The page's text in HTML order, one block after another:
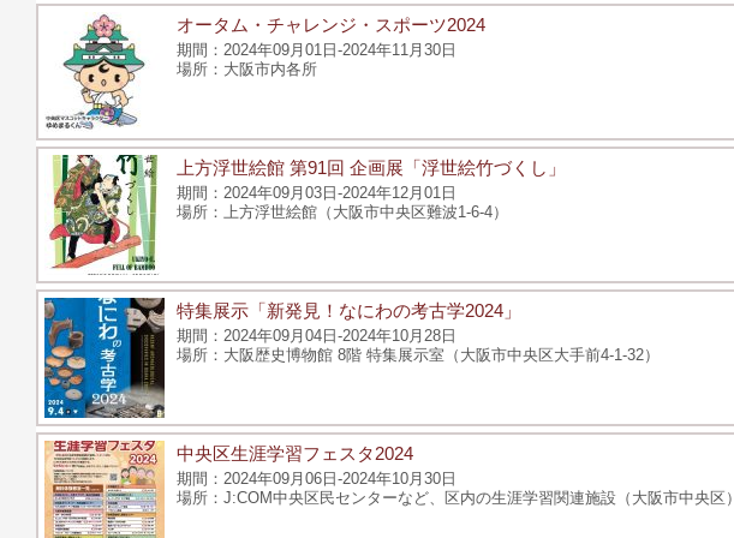
オータム・チャレンジ・スポーツ2024
2024年09月01日-2024年11月30日
大阪市内各所
上方浮世絵館 第91回 企画展「浮世絵竹づくし」
2024年09月03日-2024年12月01日
上方浮世絵館（大阪市中央区難波1-6-4）
特集展示「新発見！なにわの考古学2024」
2024年09月04日-2024年10月28日
大阪歴史博物館 8階 特集展示室（大阪市中央区大手前4-1-32）
中央区生涯学習フェスタ2024
2024年09月06日-2024年10月30日
J:COM中央区民センターなど、区内の生涯学習関連施設（大阪市中央区）